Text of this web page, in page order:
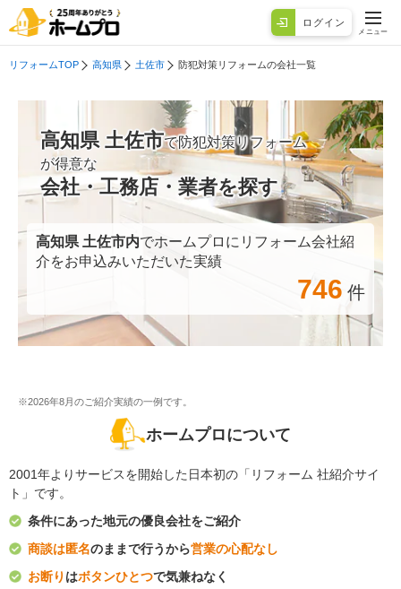
ログイン
メニュー
リフォームTOP 高知県 土佐市 防犯対策リフォームの会社一覧
高知県 土佐市で防犯対策リフォーム
が得意な
会社・工務店・業者を探す
高知県 土佐市内でホームプロにリフォーム会社紹
介をお申込みいただいた実績
746 件
※2026年8月のご紹介実績の一例です。
ホームプロについて
2001年よりサービスを開始した日本初の「リフォーム 社紹介サイ
ト」です。
条件にあった地元の優良会社をご紹介
商談は匿名のままで行うから営業の心配なし
お断り はボタンひとつで気兼ねなく